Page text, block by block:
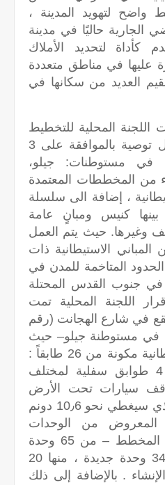
لتهويد المدينة ،
الجارية حاليًا في مدينة
كأداة لتحديد الأملاك
عليها في مناطق متعددة
العديد من سكانها في
المحلية للتخطيط
والبناء في بلدية الاحتلال توصية بالموافقة على 3
في مستوطنات: جيلو،
من المخططات المعتمدة
استيطانية ، إضافة الى سلسلة
كنيس ومبانٍ عامة
وغيرها. حيث يتم العمل
الاستيطانية ذات
الحدود المتاخمة للمدن في
في جنوب القدس المحتلة
اللجنة المحلية تمت
في شارع الهجانت (رقم
في مستوطنة جيلو– حيث
سيتم بناء 3 أبراج استيطانية مكونة من 26 طابقاً :
22 طابقاً سكنياً فوق 4 طوابق سفلية لمختلف
سيارات تحت الأرض
وكجزء من المشروع الذي سيغطي نحو 10٫6 دونم
المعروض من الوحدات
الاستيطانية في منطقة المخطط – من 65 وحدة
استيطانية قائمة إلى 340 وحدة جديدة ، منها 20
. بالإضافة إلى ذلك